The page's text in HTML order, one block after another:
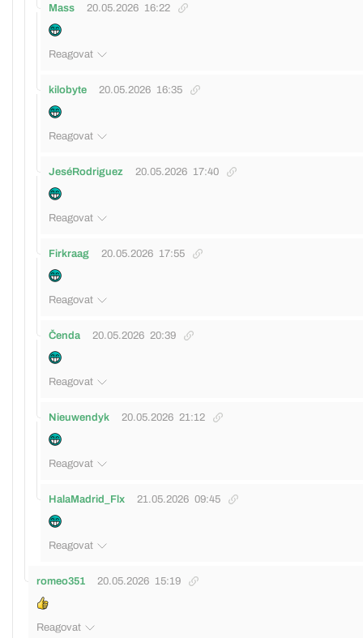
Mass 20.05.2026 16:22
Reagovat
kilobyte 20.05.2026 16:35
Reagovat
JeséRodriguez 20.05.2026 17:40
Reagovat
Firkraag 20.05.2026 17:55
Reagovat
Čenda 20.05.2026 20:39
Reagovat
Nieuwendyk 20.05.2026 21:12
Reagovat
HalaMadrid_Flx 21.05.2026 09:45
Reagovat
romeo351 20.05.2026 15:19
Reagovat